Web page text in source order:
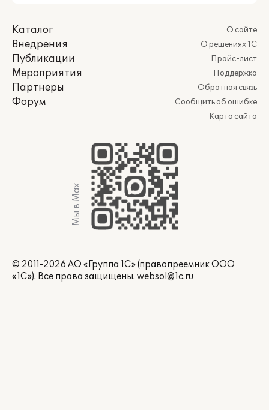
Каталог
Внедрения
Публикации
Мероприятия
Партнеры
Форум
О сайте
О решениях 1С
Прайс-лист
Поддержка
Обратная связь
Сообщить об ошибке
Карта сайта
Мы в Max
© 2011-2026 АО «Группа 1С» (правопреемник ООО
«1С»). Все права защищены. websol@1c.ru